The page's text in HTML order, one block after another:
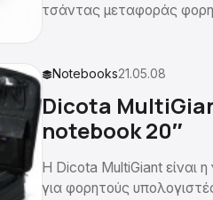
τσάντας μεταφοράς
Notebooks21.05.08
Dicota
notebook 20″
Η Dicota MultiGiant είναι
για φορητούς